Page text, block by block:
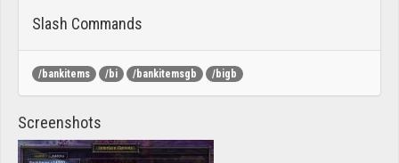
Slash Commands
/bankitems /bi /bankitemsgb /bigb
Screenshots